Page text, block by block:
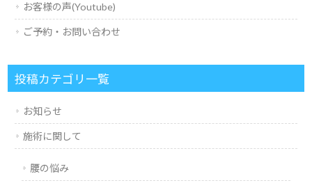
お客様の声(Youtube)
ご予約・お問い合わせ
投稿カテゴリ一覧
お知らせ
施術に関して
腰の悩み